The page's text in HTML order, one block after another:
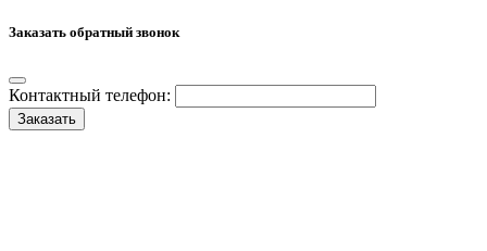
Заказать обратный звонок
Контактный телефон:
Заказать